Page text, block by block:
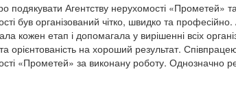
подякувати Агентству нерухомості «Прометей»
був організований чітко, швидко та
кожен етап і допомагала у вирішенні всіх
та орієнтованість на хороший результат.
«Прометей» за виконану роботу. Однозначно